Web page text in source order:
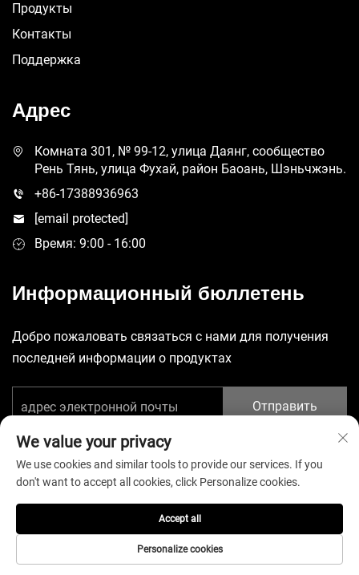
Продукты
Контакты
Поддержка
Адрес
Комната 301, № 99-12, улица Даянг, сообщество
Рень Тянь, улица Фухай, район Баоань, Шэньчжэнь.
+86-17388936963
[email protected]
Время: 9:00 - 16:00
Информационный бюллетень
Добро пожаловать связаться с нами для получения
последней информации о продуктах
Отправить
Авторские права © 2025 Китай, Шэньчжэнь, компания
Yuecheng Sporting Goods Co., Ltd. Все права защищены. -
Политика конфиденциальности
We value your privacy
We use cookies and similar tools to provide our services. If you
don't want to accept all cookies, click Personalize cookies.
Personalize cookies
Accept all